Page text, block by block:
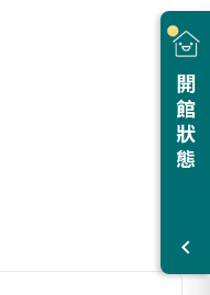
開館狀態